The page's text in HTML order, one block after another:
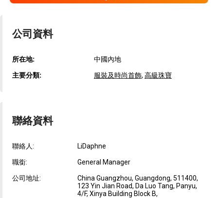
公司資料
所在地: 中國內地
主要分類: 服裝及時尚首飾, 高級珠寶
聯絡資料
聯絡人: LiDaphne
職銜: General Manager
公司地址:
China Guangzhou, Guangdong, 511400,
123 Yin Jian Road, Da Luo Tang, Panyu,
4/F, Xinya Building Block B,